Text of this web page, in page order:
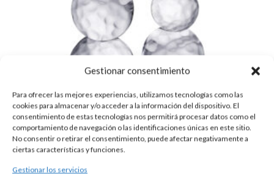
Gestionar consentimiento
Para ofrecer las mejores experiencias, utilizamos tecnologías como las
cookies para almacenar y/o acceder a la información del dispositivo. El
consentimiento de estas tecnologías nos permitirá procesar datos como el
comportamiento de navegación o las identificaciones únicas en este sitio.
No consentir o retirar el consentimiento, puede afectar negativamente a
ciertas características y funciones.
Gestionar los servicios